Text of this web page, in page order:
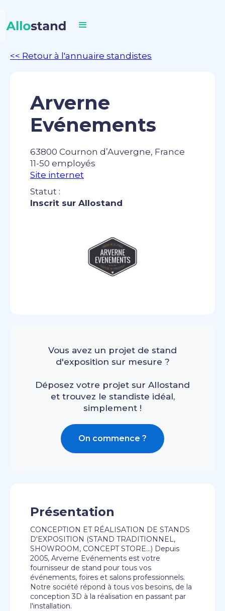
<< Retour à l'annuaire standistes
Arverne
Evénements
63800 Cournon d’Auvergne, France
11-50 employés
Site internet
Statut :
Inscrit sur Allostand
Vous avez un projet de stand
d'exposition sur mesure ?
Déposez votre projet sur Allostand
et trouvez le standiste idéal,
simplement !
On commence ?
Présentation
CONCEPTION ET RÉALISATION DE STANDS
D'EXPOSITION (STAND TRADITIONNEL,
SHOWROOM, CONCEPT STORE...) Depuis
2005, Arverne Evénements est votre
fournisseur de stand pour tous vos
événements, foires et salons professionnels.
Notre société répond à tous vos besoins, de la
conception 3D à la réalisation en passant par
l'installation.